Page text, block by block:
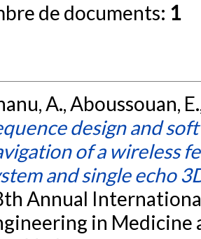
de documents: 1
A., Aboussouan,
design and
of a wireless
and single echo
Annual
in Medicine